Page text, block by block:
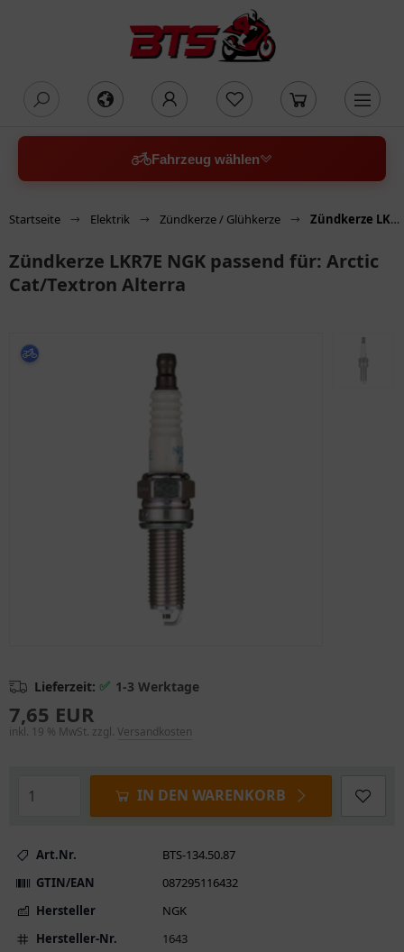
Fahrzeug wählen
Startseite Elektrik Zündkerze / Glühkerze Zündkerze LKR7E NGK passend für: Arctic Cat/Textron Alterra
Zündkerze LKR7E NGK passend für: Arctic
Cat/Textron Alterra
Lieferzeit: ✅ 1-3 Werktage
7,65 EUR
inkl. 19 % MwSt. zzgl. Versandkosten
IN DEN WARENKORB
Art.Nr.
BTS-134.50.87
GTIN/EAN
087295116432
Hersteller
NGK
Hersteller-Nr.
1643